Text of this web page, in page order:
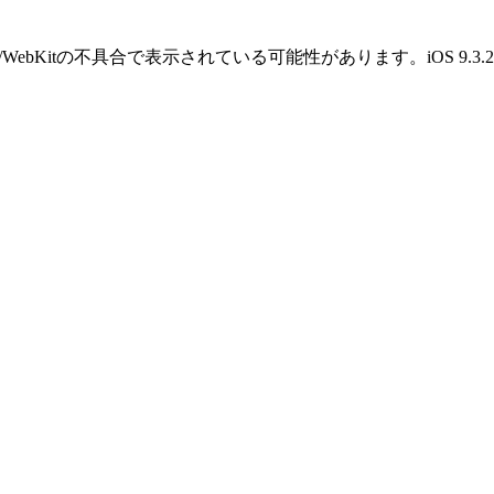
の不具合で表示されている可能性があります。iOS